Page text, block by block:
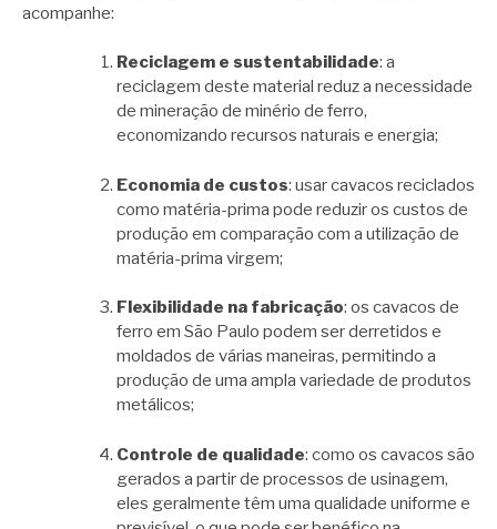
acompanhe:
Reciclagem e sustentabilidade: a
reciclagem deste material reduz a necessidade
de mineração de minério de ferro,
economizando recursos naturais e energia;
Economia de custos: usar cavacos reciclados
como matéria-prima pode reduzir os custos de
produção em comparação com a utilização de
matéria-prima virgem;
Flexibilidade na fabricação: os cavacos de
ferro em São Paulo podem ser derretidos e
moldados de várias maneiras, permitindo a
produção de uma ampla variedade de produtos
metálicos;
Controle de qualidade: como os cavacos são
gerados a partir de processos de usinagem,
eles geralmente têm uma qualidade uniforme e